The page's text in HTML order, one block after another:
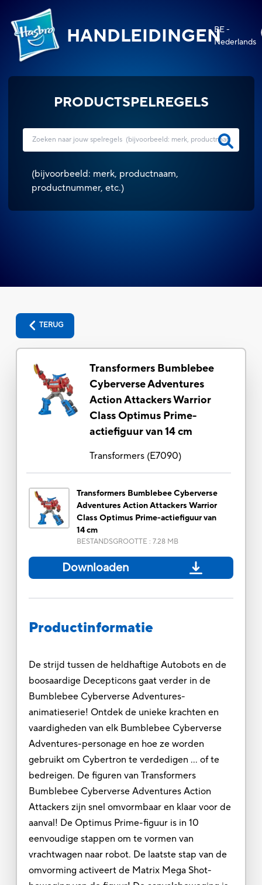
HANDLEIDINGENBE -
Nederlands
PRODUCTSPELREGELS
(bijvoorbeeld: merk, productnaam,
productnummer, etc.)
TERUG
Transformers Bumblebee
Cyberverse Adventures
Action Attackers Warrior
Class Optimus Prime-
actiefiguur van 14 cm
Transformers(E7090)
Transformers Bumblebee Cyberverse
Adventures Action Attackers Warrior
Class Optimus Prime-actiefiguur van
14 cm
BESTANDSGROOTTE : 7.28 MB
Downloaden
Productinformatie
De strijd tussen de heldhaftige Autobots en de
boosaardige Decepticons gaat verder in de
Bumblebee Cyberverse Adventures-
animatieserie! Ontdek de unieke krachten en
vaardigheden van elk Bumblebee Cyberverse
Adventures-personage en hoe ze worden
gebruikt om Cybertron te verdedigen ... of te
bedreigen. De figuren van Transformers
Bumblebee Cyberverse Adventures Action
Attackers zijn snel omvormbaar en klaar voor de
aanval! De Optimus Prime-figuur is in 10
eenvoudige stappen om te vormen van
vrachtwagen naar robot. De laatste stap van de
omvorming activeert de Matrix Mega Shot-